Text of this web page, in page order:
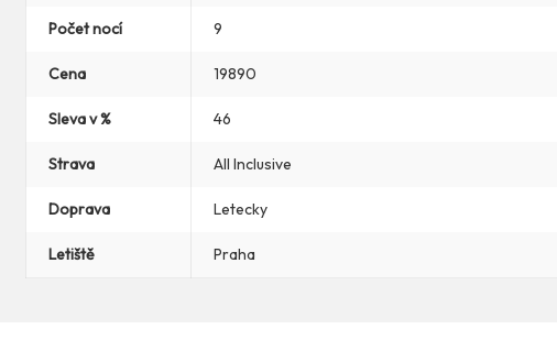
Počet nocí 9
Cena 19890
Sleva v % 46
Strava All Inclusive
Doprava Letecky
Letiště Praha